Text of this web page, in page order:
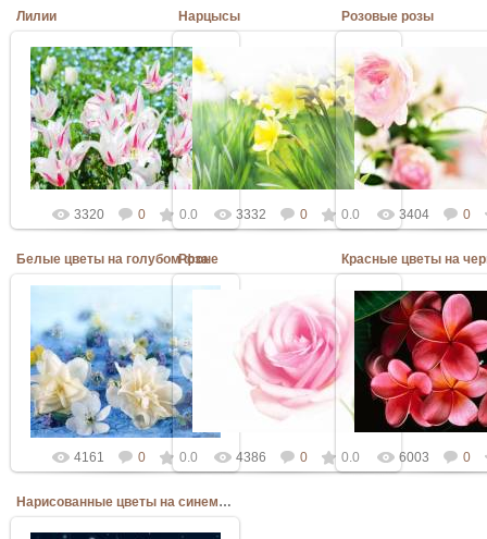
Лилии
11.09.2010
Admin
3320 0 0.0
Нарцысы
11.09.2010
Admin
3332 0 0.0
Розовые розы
11.09.2010
Admin
3404 0
Белые цветы на голубом фоне
30.03.2010
Admin
4161 0 0.0
Роза
11.09.2010
Admin
4386 0 0.0
Красные цветы на
30.03.2010
Admin
6003 0
Нарисованные цветы на синем фоне